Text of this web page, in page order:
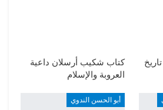
كتاب شكيب أرسلان داعية
العروبة والإسلام
أبو الحسن الندوي